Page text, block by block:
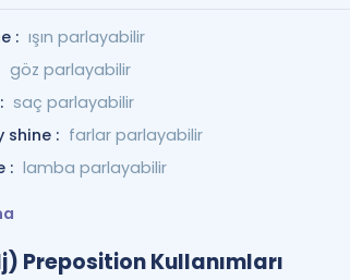
: ışın parlayabilir
göz parlayabilir
saç parlayabilir
shine : farlar parlayabilir
: lamba parlayabilir
Preposition Kullanımları